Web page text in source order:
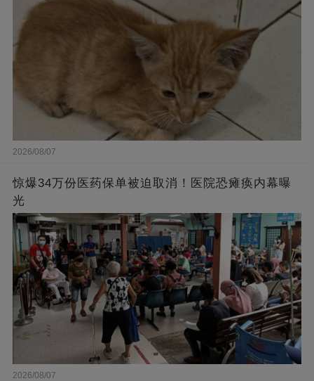
2026/08/07
惊爆34万份医药保单被迫取消！医院恐瘫痪内幕曝
光
2026/08/07